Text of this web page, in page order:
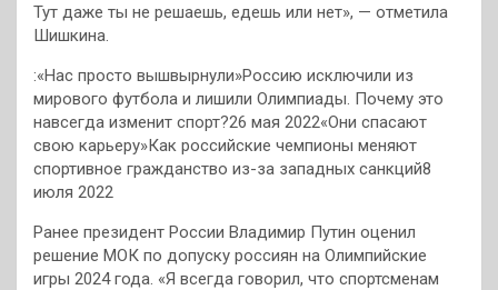
Тут даже ты не решаешь, едешь или нет», — отметила
Шишкина.
:«Нас просто вышвырнули»Россию исключили из
мирового футбола и лишили Олимпиады. Почему это
навсегда изменит спорт?26 мая 2022«Они спасают
свою карьеру»Как российские чемпионы меняют
спортивное гражданство из-за западных санкций8
июля 2022
Ранее президент России Владимир Путин оценил
решение МОК по допуску россиян на Олимпийские
игры 2024 года. «Я всегда говорил, что спортсменам